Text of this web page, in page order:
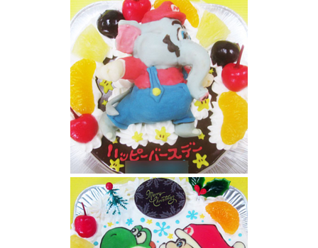
マリオとヨッシーのケーキ
ぞうマリオ立体ケーキ